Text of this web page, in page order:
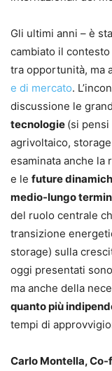
Gli ultimi anni – è
cambiato il
tra opportunità, ma
e di mercato.
discussione le
tecnologie (si
agrivoltaico,
esaminata anche la
e le future
medio-lungo
del ruolo centrale
transizione
storage) sulla
oggi presentati
ma anche della
quanto più
tempi di
Carlo Montella,